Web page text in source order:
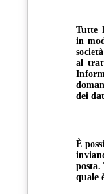
Tutte
in
al
dei
È
posta.
quale